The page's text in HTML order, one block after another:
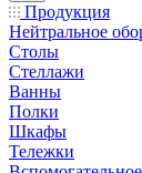
Продукция
Нейтральное
Столы
Стеллажи
Ванны
Полки
Шкафы
Тележки